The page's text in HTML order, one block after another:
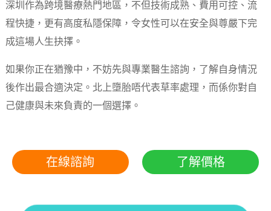
深圳作為跨境醫療熱門地區，不但技術成熟、費用可控、流
程快捷，更有高度私隱保障，令女性可以在安全與尊嚴下完
成這場人生抉擇。
如果你正在猶豫中，不妨先與專業醫生諮詢，了解自身情況
後作出最合適決定。北上墮胎唔代表草率處理，而係你對自
己健康與未來負責的一個選擇。
在線諮詢 了解價格